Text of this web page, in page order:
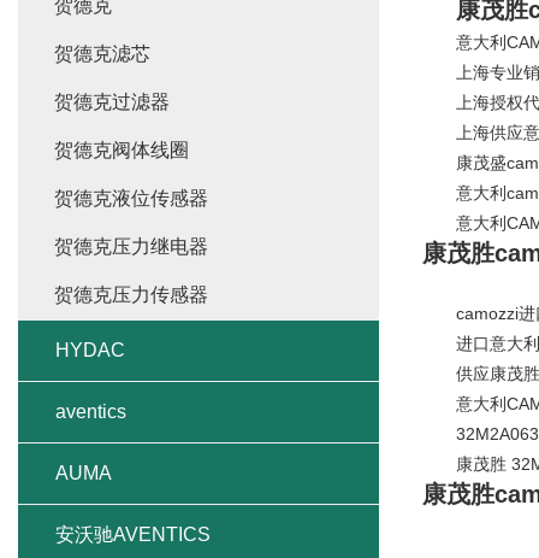
康茂胜
意大利
上海专业销
上海授权代
上海供应意
康茂盛
意大利
意大利
康茂胜
camozzi进
进口意大利
供应康茂胜
意大利
康茂胜
康茂胜
贺德克
贺德克滤芯
贺德克过滤器
贺德克阀体线圈
贺德克液位传感器
贺德克压力继电器
贺德克压力传感器
HYDAC
aventics
AUMA
安沃驰AVENTICS